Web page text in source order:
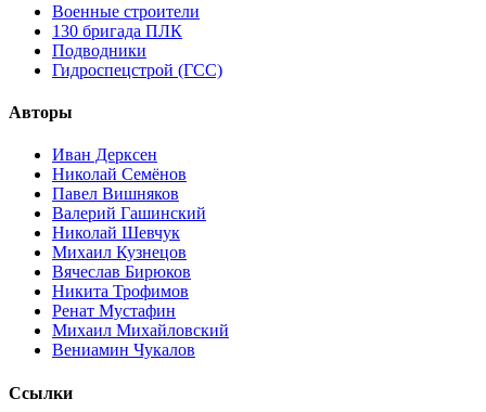
Военные строители
130 бригада ПЛК
Подводники
Гидроспецстрой (ГСС)
Авторы
Иван Дерксен
Николай Семёнов
Павел Вишняков
Валерий Гашинский
Николай Шевчук
Михаил Кузнецов
Вячеслав Бирюков
Никита Трофимов
Ренат Мустафин
Михаил Михайловский
Вениамин Чукалов
Ссылки